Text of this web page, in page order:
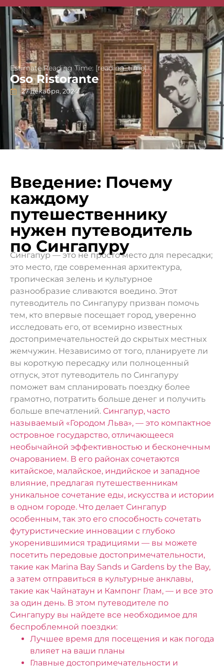
Singapore Guides
Estimate Reading Time: [reading_time]
Oso Ristorante
27 декабря, 2024
Введение: Почему
каждому
путешественнику
нужен путеводитель
по Сингапуру
Сингапур — это не просто место для пересадки;
это место, где современная архитектура,
тропическая зелень и культурное
разнообразие сливаются воедино. Этот
путеводитель по Сингапуру призван помочь
тем, кто впервые посещает город, уверенно
исследовать его, от всемирно известных
достопримечательностей до скрытых местных
жемчужин. Независимо от того, планируете ли
вы короткую пересадку или полноценный
отпуск, этот путеводитель по Сингапуру
поможет вам спланировать поездку более
грамотно, потратить больше денег и получить
больше впечатлений. Сингапур, часто
называемый «Городом Льва», — это компактное
островное государство, отличающееся
необычайной эффективностью и бесконечным
очарованием. В его районах сочетаются
китайское, малайское, индийское и западное
влияние, предлагая путешественникам
уникальное сочетание еды, искусства и истории
в одном городе. Что делает Сингапур
особенным, так это его способность сочетать
футуристические инновации с глубоко
укоренившимися традициями — вы можете
посетить передовые достопримечательности,
такие как Marina Bay Sands и Gardens by the Bay,
а затем отправиться в культурные анклавы,
такие как Чайнатаун ​​и Кампонг Глам, — и все это
за один день. В этом путеводителе по
Сингапуру вы найдете все необходимое для
беспроблемной поездки:
Лучшее время для посещения и как погода
влияет на ваши планы
Главные достопримечательности и